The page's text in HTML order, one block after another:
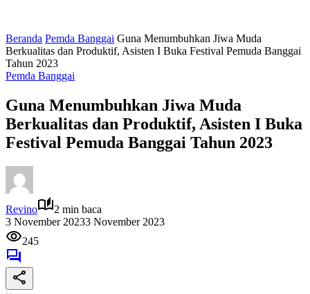
Beranda Pemda Banggai Guna Menumbuhkan Jiwa Muda
Berkualitas dan Produktif, Asisten I Buka Festival Pemuda Banggai
Tahun 2023
Pemda Banggai
Guna Menumbuhkan Jiwa Muda
Berkualitas dan Produktif, Asisten I Buka
Festival Pemuda Banggai Tahun 2023
Revino
2 min baca
3 November 20233 November 2023
245